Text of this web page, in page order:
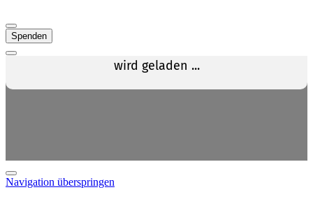
Spenden
Navigation überspringen